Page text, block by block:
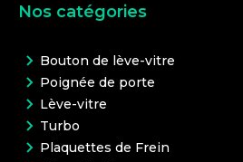
Nos catégories
Bouton de lève-vitre
Poignée de porte
Lève-vitre
Turbo
Plaquettes de Frein